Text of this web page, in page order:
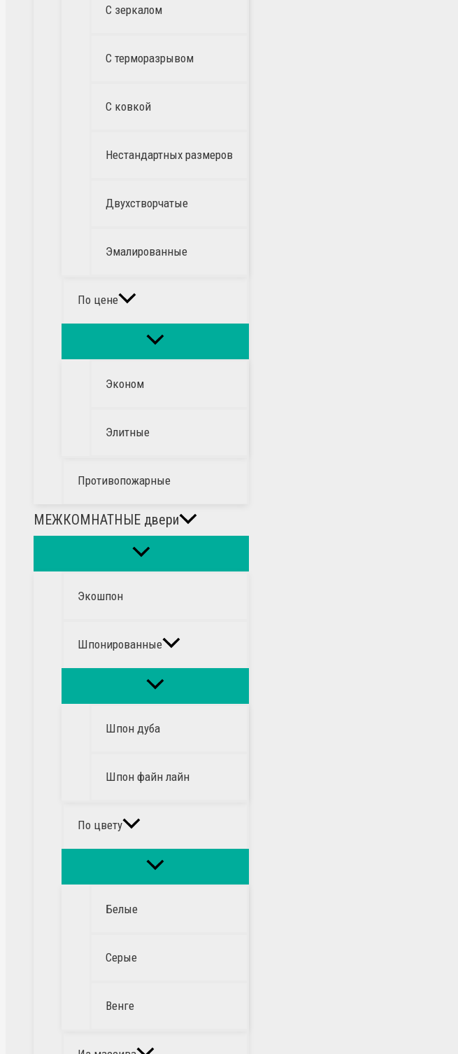
С зеркалом
С терморазрывом
С ковкой
Нестандартных размеров
Двухстворчатые
Эмалированные
По цене
Эконом
Элитные
Противопожарные
МЕЖКОМНАТНЫЕ двери
Экошпон
Шпонированные
Шпон дуба
Шпон файн лайн
По цвету
Белые
Серые
Венге